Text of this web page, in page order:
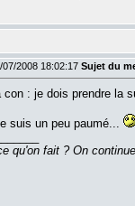
07/2008 18:02:17 Sujet du
con : je dois prendre la
suis un peu paumé...
qu'on fait ? On